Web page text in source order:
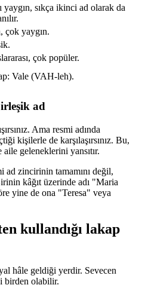
yaygın, sıkça ikinci ad olarak da
çok yaygın.
çok popüler.
Vale (VAH-leh).
ad
Ama resmi adında
kişilerle de karşılaşırsınız. Bu,
geleneklerini yansıtır.
ad zincirinin tamamını değil,
kâğıt üzerinde adı "Maria
yine de ona "Teresa" veya
kullandığı lakap
hâle geldiği yerdir. Sevecen
birden olabilir.